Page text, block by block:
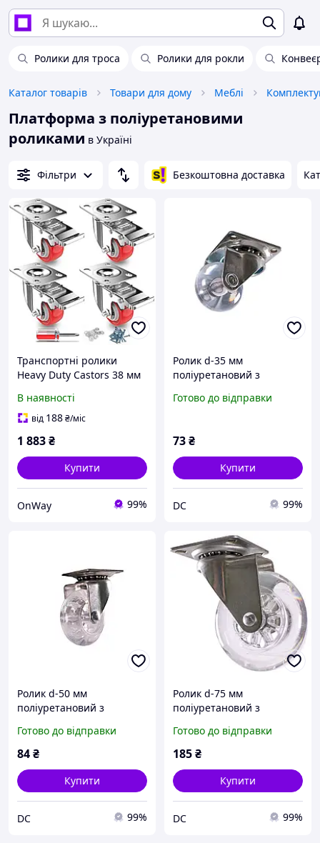
Ролики для троса Ролики для рокли
Каталог товарів Товари для дому Меблі
Платформа з поліуретановими
роликами в Україні
Фільтри Безкоштовна доставка
Транспортні ролики
Heavy Duty Castors 38 мм
шт поліуретанові сталеві
чорні
В наявності
від 188₴/міс
1 883₴
Купити
OnWay 99%
Ролик d-35 мм
поліуретановий з
Готово до відправки
73₴
Купити
DC 99%
Ролик d-50 мм
поліуретановий з
Готово до відправки
84₴
Купити
DC 99%
Ролик d-75 мм
поліуретановий з
Готово до відправки
185₴
Купити
DC 99%